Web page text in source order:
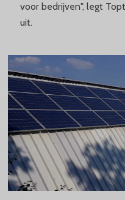
voor bedrijven", legt
uit.